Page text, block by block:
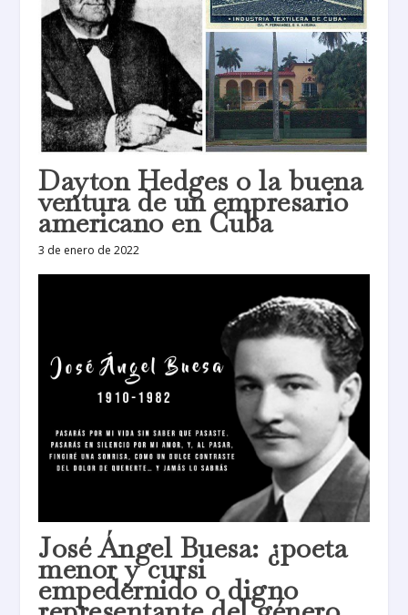
Dayton Hedges o la buena
ventura de un empresario
americano en Cuba
3 de enero de 2022
José Ángel Buesa: ¿poeta
menor y cursi
empedernido o digno